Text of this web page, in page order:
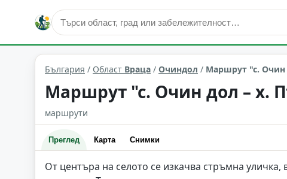
маршрути и екопътеки Очиндол Област: Враца
България / Област Враца / Очиндол / Маршрут "с.
Маршрут "с. Очин дол – х.
маршрути
Преглед Карта Снимки
От центъра на селото се изкачва стръмна